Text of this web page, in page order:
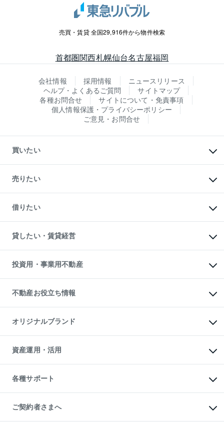
売買・賃貸 全国29,916件から物件検索
首都圏関西札幌仙台名古屋福岡
会社情報 採用情報
ニュースリリース
ヘルプ・よくあるご質問
サイトマップ
各種お問合せ
サイトについて・免責事項
個人情報保護・プライバシーポリシー
ご意見・お問合せ
買いたい
新築・分譲マンションの購入
中古マンションの購入
一戸建ての購入
中古一戸建ての購入
不動産購入の流れ
注目キーワード物件特集
購入ガイド
English 繁体中文簡体中文
売りたい
一戸建ての売却・査定
土地の売却・査定
スピードAI査定
不動産査定について
不動産売却の流れ
不動産買換えの流れ
売却ガイド
借りたい
オフィス・店舗の賃貸
借りるときの流れ
借りるガイド
貸したい・賃貸経営
マンション賃料データ
賃貸管理プラン
リロケーションについて
貸すガイド
投資用・事業用不動産
事業用不動産
マンション投資
投資用マンション
アパート経営
収益物件
ビル購入（ビル一棟）
投資用不動産の売却査定
事業用不動産の売却査定
不動産お役立ち情報
マンションライブラリー
人気マンションランキング
暮らしに役立つ不動産メディア
不動産相場・不動産価格情報
不動産コラム・ニュース
不動産用語集
不動産なんでもネット相談室
住まいの税金
オリジナルブランド
一棟リノベーションマンション
L`GENTE（ルジェンテ）
区分リノベーションマンション
投資用一棟レジデンスWELL
不動産小口投資
LEGACIA（レガシア）
資産運用・活用
不動産M&A
アセットマネジメント・出資
各種サポート
相続サポート
リフォームサポート
ご契約者さまへ